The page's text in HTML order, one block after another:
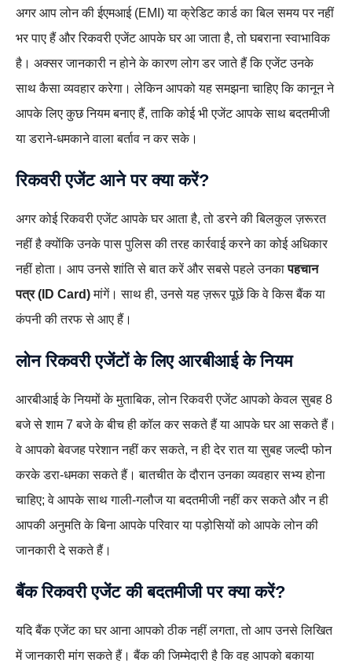
अगर आप लोन की ईएमआई (EMI) या क्रेडिट कार्ड का बिल समय पर नहीं
भर पाए हैं और रिकवरी एजेंट आपके घर आ जाता है, तो घबराना स्वाभाविक
है। अक्सर जानकारी न होने के कारण लोग डर जाते हैं कि एजेंट उनके
साथ कैसा व्यवहार करेगा। लेकिन आपको यह समझना चाहिए कि कानून ने
आपके लिए कुछ नियम बनाए हैं, ताकि कोई भी एजेंट आपके साथ बदतमीजी
या डराने-धमकाने वाला बर्ताव न कर सके।
रिकवरी एजेंट आने पर क्या करें?
अगर कोई रिकवरी एजेंट आपके घर आता है, तो डरने की बिलकुल ज़रूरत
नहीं है क्योंकि उनके पास पुलिस की तरह कार्रवाई करने का कोई अधिकार
नहीं होता। आप उनसे शांति से बात करें और सबसे पहले उनकापहचान
पत्र (ID Card)मांगें। साथ ही, उनसे यह ज़रूर पूछें कि वे किस बैंक या
कंपनी की तरफ से आए हैं।
लोन रिकवरी एजेंटों के लिए आरबीआई के नियम
आरबीआई के नियमों के मुताबिक, लोन रिकवरी एजेंट आपको केवल सुबह 8
बजे से शाम 7 बजे के बीच ही कॉल कर सकते हैं या आपके घर आ सकते हैं।
वे आपको बेवजह परेशान नहीं कर सकते, न ही देर रात या सुबह जल्दी फोन
करके डरा-धमका सकते हैं। बातचीत के दौरान उनका व्यवहार सभ्य होना
चाहिए; वे आपके साथ गाली-गलौज या बदतमीजी नहीं कर सकते और न ही
आपकी अनुमति के बिना आपके परिवार या पड़ोसियों को आपके लोन की
जानकारी दे सकते हैं।
बैंक रिकवरी एजेंट की बदतमीजी पर क्या करें?
यदि बैंक एजेंट का घर आना आपको ठीक नहीं लगता, तो आप उनसे लिखित
में जानकारी मांग सकते हैं। बैंक की जिम्मेदारी है कि वह आपको बकाया